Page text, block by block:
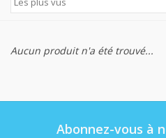
Nouveau
Prix
Aucun produit n'a été trouvé...
Abonnez-vous à